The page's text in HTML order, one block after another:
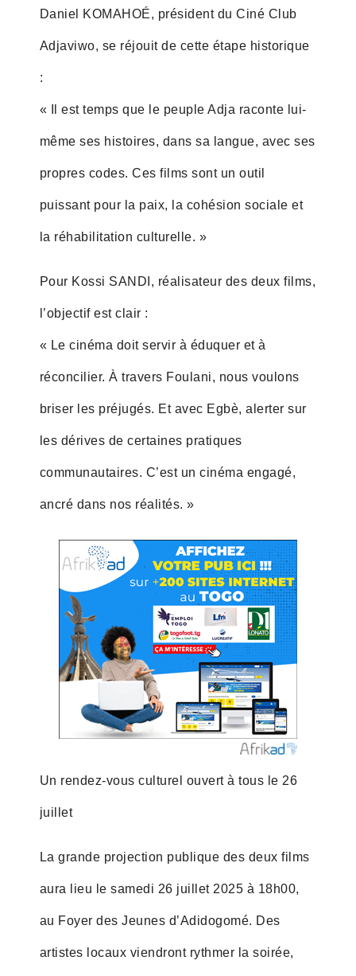
Daniel KOMAHOÉ, président du Ciné Club
Adjaviwo, se réjouit de cette étape historique
:
« Il est temps que le peuple Adja raconte lui-
même ses histoires, dans sa langue, avec ses
propres codes. Ces films sont un outil
puissant pour la paix, la cohésion sociale et
la réhabilitation culturelle. »
Pour Kossi SANDI, réalisateur des deux films,
l’objectif est clair :
« Le cinéma doit servir à éduquer et à
réconcilier. À travers Foulani, nous voulons
briser les préjugés. Et avec Egbè, alerter sur
les dérives de certaines pratiques
communautaires. C’est un cinéma engagé,
ancré dans nos réalités. »
Un rendez-vous culturel ouvert à tous le 26
juillet
La grande projection publique des deux films
aura lieu le samedi 26 juillet 2025 à 18h00,
au Foyer des Jeunes d’Adidogomé. Des
artistes locaux viendront rythmer la soirée,